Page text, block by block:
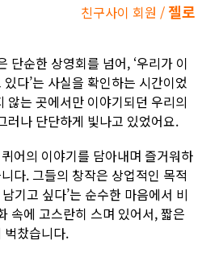
친구사이 회원 / 젤로
단순한 상영회를 넘어, ‘우리가 이
다’는 사실을 확인하는 시간이었
않는 곳에서만 이야기되던 우리의
러나 단단하게 빛나고 있었어요.
어의 이야기를 담아내며 즐거워하
다. 그들의 창작은 상업적인 목적
기고 싶다’는 순수한 마음에서 비
속에 고스란히 스며 있어서, 짧은
벅찼습니다.